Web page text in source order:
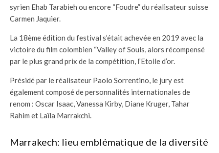
syrien Ehab Tarabieh ou encore “Foudre” du réalisateur suisse
Carmen Jaquier.
La 18ème édition du festival s’était achevée en 2019 avec la
victoire du film colombien “Valley of Souls, alors récompensé
par le plus grand prix de la compétition, l’Etoile d’or.
Présidé par le réalisateur Paolo Sorrentino, le jury est
également composé de personnalités internationales de
renom : Oscar Isaac, Vanessa Kirby, Diane Kruger, Tahar
Rahim et Laïla Marrakchi.
Marrakech: lieu emblématique de la diversité